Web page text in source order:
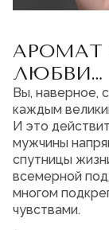
Доставка и
Магазины
Блог
Контакты
О нас
Франшиза
Интернет-
+7-987-089-
8 (800)
Заказать
АРОМАТ
ЛЮБВИ…
Вы, наверное,
каждым
И это
мужчины
спутницы
всемерной
многом
чувствами.